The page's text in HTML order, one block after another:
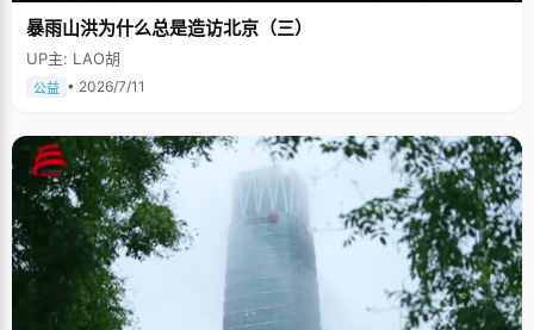
暴雨山洪为什么总是造访北京（三）
UP主: LAO胡
公益 • 2026/7/11